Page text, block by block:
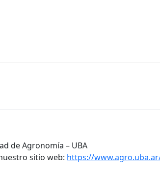
de Agronomía – UBA
sitio web: https://